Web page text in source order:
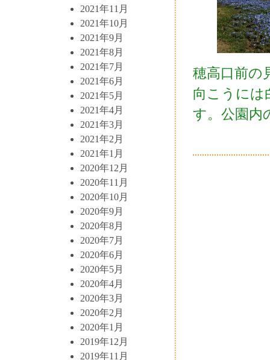
2021年11月
2021年10月
2021年9月
2021年8月
2021年7月
2021年6月
2021年5月
2021年4月
2021年3月
2021年2月
2021年1月
2020年12月
2020年11月
2020年10月
2020年9月
2020年8月
2020年7月
2020年6月
2020年5月
2020年4月
2020年3月
2020年2月
2020年1月
2019年12月
2019年11月
穂高口前の
向こうには
す。公園内